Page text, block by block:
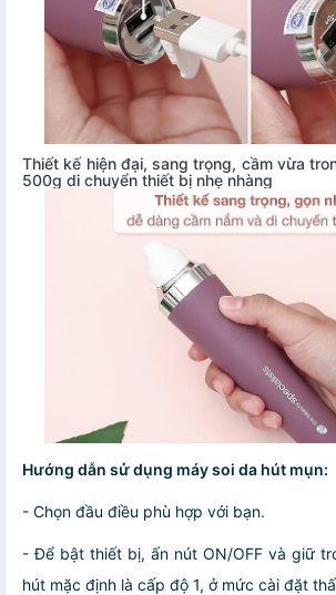
Thiết kế hiện đại, sang trọng, cầm vừa
500g di chuyển thiết bị nhẹ nhàng
Hướng dẫn sử dụng máy soi da hút mụn:
- Chọn đầu điều phù hợp với bạn.
- Để bật thiết bị, ấn nút ON/OFF và giữ
hút mặc định là cấp độ 1, ở mức cài đặt